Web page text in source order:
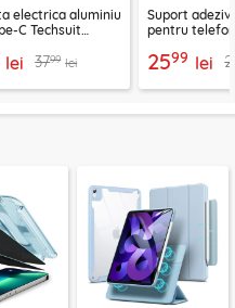
electrica aluminiu
C Techsuit
lei 3799 lei
Suport
pentru
2599 lei